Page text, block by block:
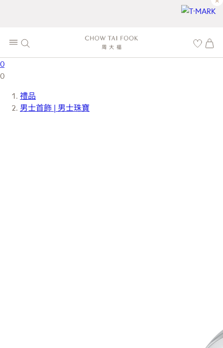
0
0
禮品
男士首飾 | 男士珠寶